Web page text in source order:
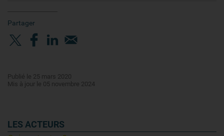
Partager
Publié le 25 mars 2020
Mis à jour le 05 novembre 2024
LES ACTEURS